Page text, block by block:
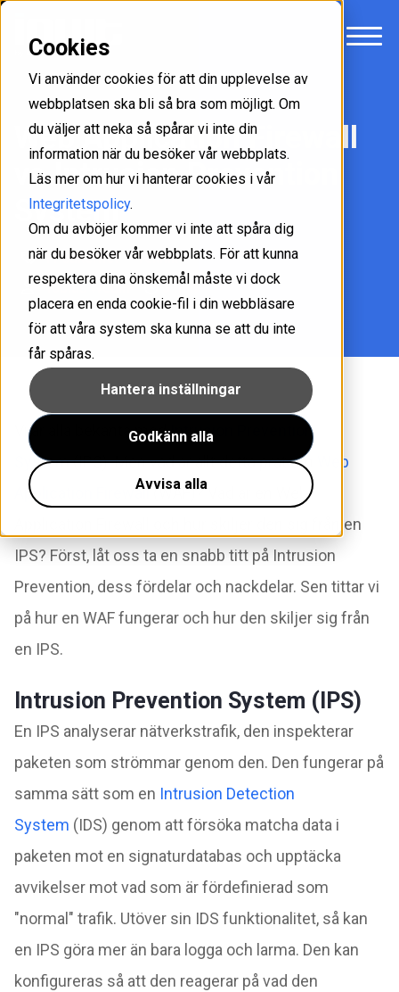
Cookies
Vi använder cookies för att din upplevelse av
webbplatsen ska bli så bra som möjligt. Om
du väljer att neka så spårar vi inte din
information när du besöker vår webbplats.
Läs mer om hur vi hanterar cookies i vår
Integritetspolicy.
Om du avböjer kommer vi inte att spåra dig
när du besöker vår webbplats. För att kunna
respektera dina önskemål måste vi dock
placera en enda cookie-fil i din webbläsare
för att våra system ska kunna se att du inte
får spåras.
Hantera inställningar
Godkänn alla
Avvisa alla
Web Application Firewall
vs Intrusion Prevention
System
IT-säkerhet
Teknik
Tobias Wedin
3 min
Vi är alla bekanta medIntrusion Prevention
System(IPS). Men vad är allt detta prat om
Web
Application Firewall(WAF)? Vad är en Web
Application Firewall och hur skiljer den sig från en
IPS? Först, låt oss ta en snabb titt på Intrusion
Prevention, dess fördelar och nackdelar. Sen tittar vi
på hur en WAF fungerar och hur den skiljer sig från
en IPS.
Intrusion Prevention System (IPS)
En IPS analyserar nätverkstrafik, den inspekterar
paketen som strömmar genom den. Den fungerar på
samma sätt som en Intrusion Detection
System (IDS) genom att försöka matcha data i
paketen mot en signaturdatabas och upptäcka
avvikelser mot vad som är fördefinierad som
"normal" trafik. Utöver sin IDS funktionalitet, så kan
en IPS göra mer än bara logga och larma. Den kan
konfigureras så att den reagerar på vad den